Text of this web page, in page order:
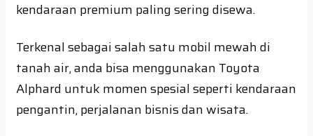
kendaraan premium paling sering disewa.
Terkenal sebagai salah satu mobil mewah di
tanah air, anda bisa menggunakan Toyota
Alphard untuk momen spesial seperti kendaraan
pengantin, perjalanan bisnis dan wisata.